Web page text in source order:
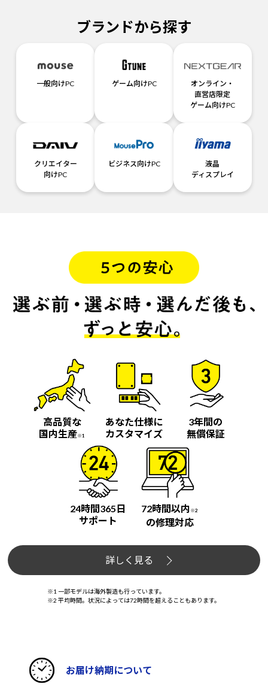
ブランドから探す
一般向けPC ゲーム向けPC
オンライン・
直営店限定
ゲーム向けPC
クリエイター
向けPC
ビジネス向けPC
液晶
ディスプレイ
高品質な
国内生産※1
あなた仕様に
カスタマイズ
3年間の
無償保証
24時間365日
サポート
72時間以内 ※2
の修理対応
詳しく見る
※1 一部モデルは海外製造も行っています。
※2 平均時間。状況によっては72時間を超えることもあります。
お届け納期について